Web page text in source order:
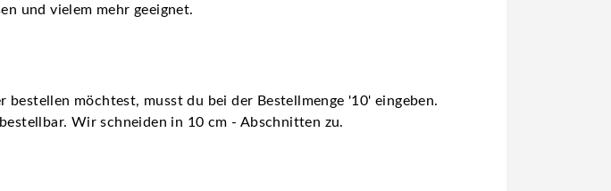
und vielem mehr geeignet.
möchtest, musst du bei der Bestellmenge '10' eingeben.
Wir schneiden in 10 cm - Abschnitten zu.